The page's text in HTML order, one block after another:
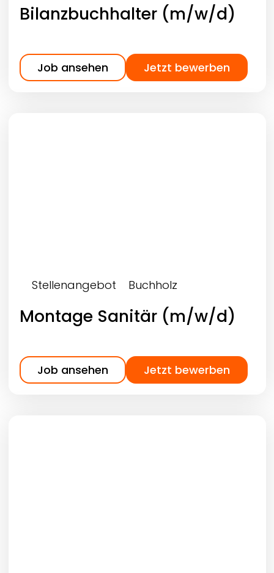
Bilanzbuchhalter (m/w/d)
Job ansehen Jetzt bewerben
Stellenangebot Buchholz
Montage Sanitär (m/w/d)
Job ansehen Jetzt bewerben